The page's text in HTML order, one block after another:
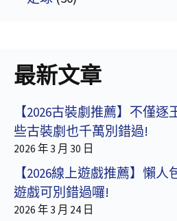
最新文章
【2026古裝劇推薦】不僅
些古裝劇也千萬別錯過!
2026 年 3 月 30 日
【2026線上遊戲推薦】懶
遊戲可別錯過囉!
2026 年 3 月 24 日